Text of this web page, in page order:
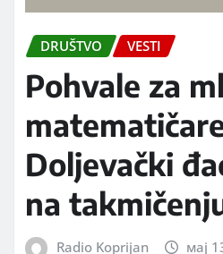
DRUŠTVO VESTI
Pohvale za
Doljevački
na
Radio Koprijan мај